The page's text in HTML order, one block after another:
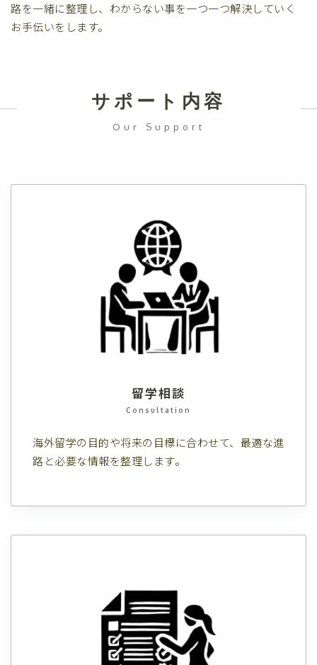
路を一緒に整理し、わからない事を一つ一つ解決していく
お手伝いをします。
サポート内容
Our Support
留学相談
Consultation
海外留学の目的や将来の目標に合わせて、最適な進
路と必要な情報を整理します。